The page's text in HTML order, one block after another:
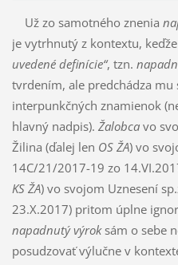
Už zo samotného znenia
je vytrhnutý z kontextu,
uvedené definície“, tzn.
tvrdením, ale predchádza
interpunkčných znamienok
hlavný nadpis). Žalobcavo
Žilina (ďalej len OS ŽA) vo
14C/21/2017-19 zo
KS ŽA) vo svojom Uz­ne­se­ní
23.X.2017) pritom úplne
na­pad­nutý výroksám o se­be
posudzovať výlučne v